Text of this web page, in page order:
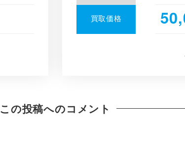
買取価格
この投稿へのコメント